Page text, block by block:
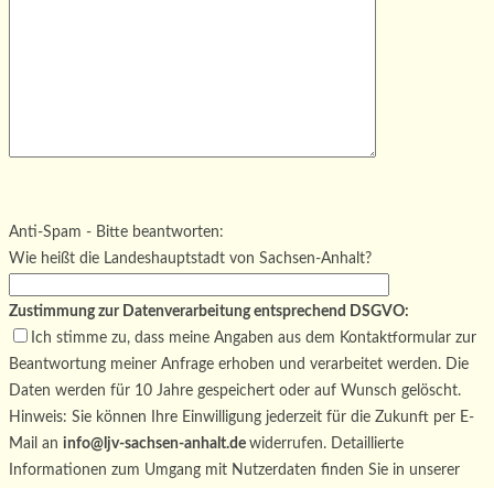
Bitte lasse dieses Feld leer.
Anti-Spam - Bitte beantworten:
Wie heißt die Landeshauptstadt von Sachsen-Anhalt?
Zustimmung zur Datenverarbeitung entsprechend DSGVO:
Ich stimme zu, dass meine Angaben aus dem Kontaktformular zur
Beantwortung meiner Anfrage erhoben und verarbeitet werden. Die
Daten werden für 10 Jahre gespeichert oder auf Wunsch gelöscht.
Hinweis: Sie können Ihre Einwilligung jederzeit für die Zukunft per E-
Mail an info@ljv-sachsen-anhalt.de widerrufen. Detaillierte
Informationen zum Umgang mit Nutzerdaten finden Sie in unserer